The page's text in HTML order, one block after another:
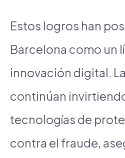
Estos logros han
Barcelona como un
innovación digital.
continúan
tecnologías de
contra el fraude,